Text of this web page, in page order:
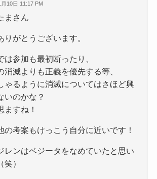
10日 11:17 PM
まさん
りがとうございます。
は参加も最初断ったり、
消滅よりも正義を優先する等、
ゃるように消滅についてはさほど興
いのかな？
ますね！
の考案もけっこう自分に近いです！
レンはベジータをなめていたと思い
笑）